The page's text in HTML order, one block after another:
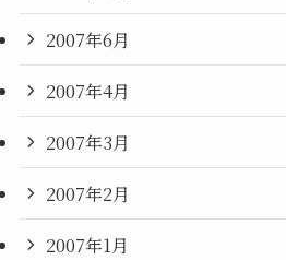
2007年6月
2007年4月
2007年3月
2007年2月
2007年1月